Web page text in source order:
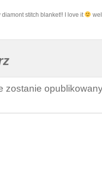
stitch blanket!! I love it
zostanie